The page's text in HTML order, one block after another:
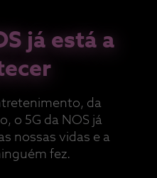
já está a
da
o 5G da NOS já
nossas vidas e a
fez.